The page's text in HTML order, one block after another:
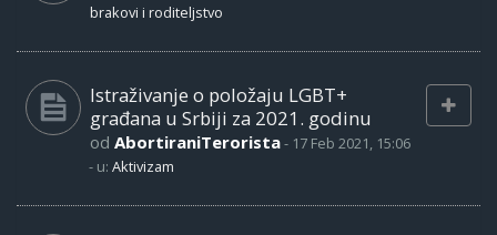
brakovi i roditeljstvo
Istraživanje o položaju LGBT+
građana u Srbiji za 2021. godinu
od AbortiraniTerorista- 17 Feb 2021, 15:06
- u: Aktivizam